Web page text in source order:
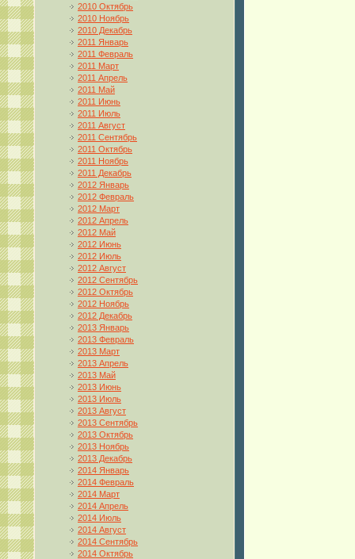
2010 Октябрь
2010 Ноябрь
2010 Декабрь
2011 Январь
2011 Февраль
2011 Март
2011 Апрель
2011 Май
2011 Июнь
2011 Июль
2011 Август
2011 Сентябрь
2011 Октябрь
2011 Ноябрь
2011 Декабрь
2012 Январь
2012 Февраль
2012 Март
2012 Апрель
2012 Май
2012 Июнь
2012 Июль
2012 Август
2012 Сентябрь
2012 Октябрь
2012 Ноябрь
2012 Декабрь
2013 Январь
2013 Февраль
2013 Март
2013 Апрель
2013 Май
2013 Июнь
2013 Июль
2013 Август
2013 Сентябрь
2013 Октябрь
2013 Ноябрь
2013 Декабрь
2014 Январь
2014 Февраль
2014 Март
2014 Апрель
2014 Июль
2014 Август
2014 Сентябрь
2014 Октябрь